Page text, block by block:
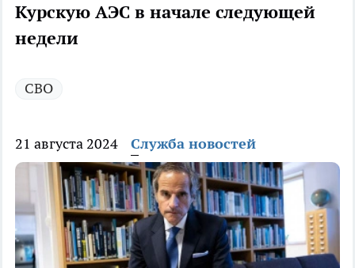
Курскую АЭС в начале следующей
недели
СВО
21 августа 2024 Служба новостей